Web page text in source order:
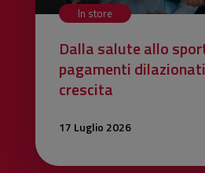
In store
Dalla salute allo
pagamenti
crescita
17 Luglio 2026